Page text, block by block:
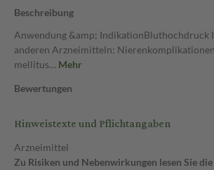
Beschreibung
Anwendung &amp; IndikationBluthochdruck
anderen Arzneimitteln:
mellitus… Mehr
Bewertungen
Hinweistexte und Pflichtangaben
Arzneimittel
Zu Risiken und Nebenwirkungen lesen Sie